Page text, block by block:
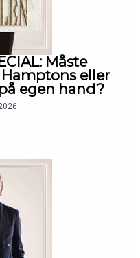
Måste
eller
egen hand?